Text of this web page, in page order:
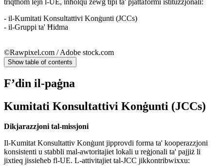
- il-Kumitati Konsultattivi Konġunti (JCCs)
- il-Gruppi ta' Ħidma
©Rawpixel.com / Adobe stock.com
Show table of contents
F’din il-paġna
Kumi​tati Konsultattivi Konġunti (JCCs)
Dikjarazzjoni tal-missjoni
Il-Kumitat Konsultattiv Konġunt jipprovdi forma ta' kooperazzjoni
konsistenti u stabbli mal-awtoritajiet lokali u reġjonali ta' pajjiż li
jixtieq jissieħeb fl-UE. L-attivitajiet tal-JCC jikkontribwixxu: